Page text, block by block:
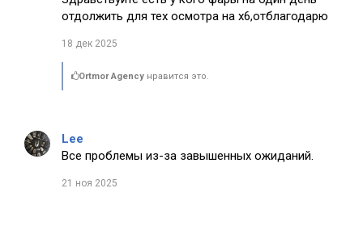
отдолжить для тех осмотра на х6,отблагодарю
18 дек 2025
Ortmor Agency нравится это.
Lee
Все проблемы из-за завышенных ожиданий.
21 ноя 2025